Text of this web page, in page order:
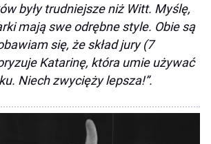
były trudniejsze niż Witt. Myślę,
mają swe odrębne style. Obie są
się, że skład jury (7
Katarinę, która umie używać
Niech zwycięży lepsza!”.